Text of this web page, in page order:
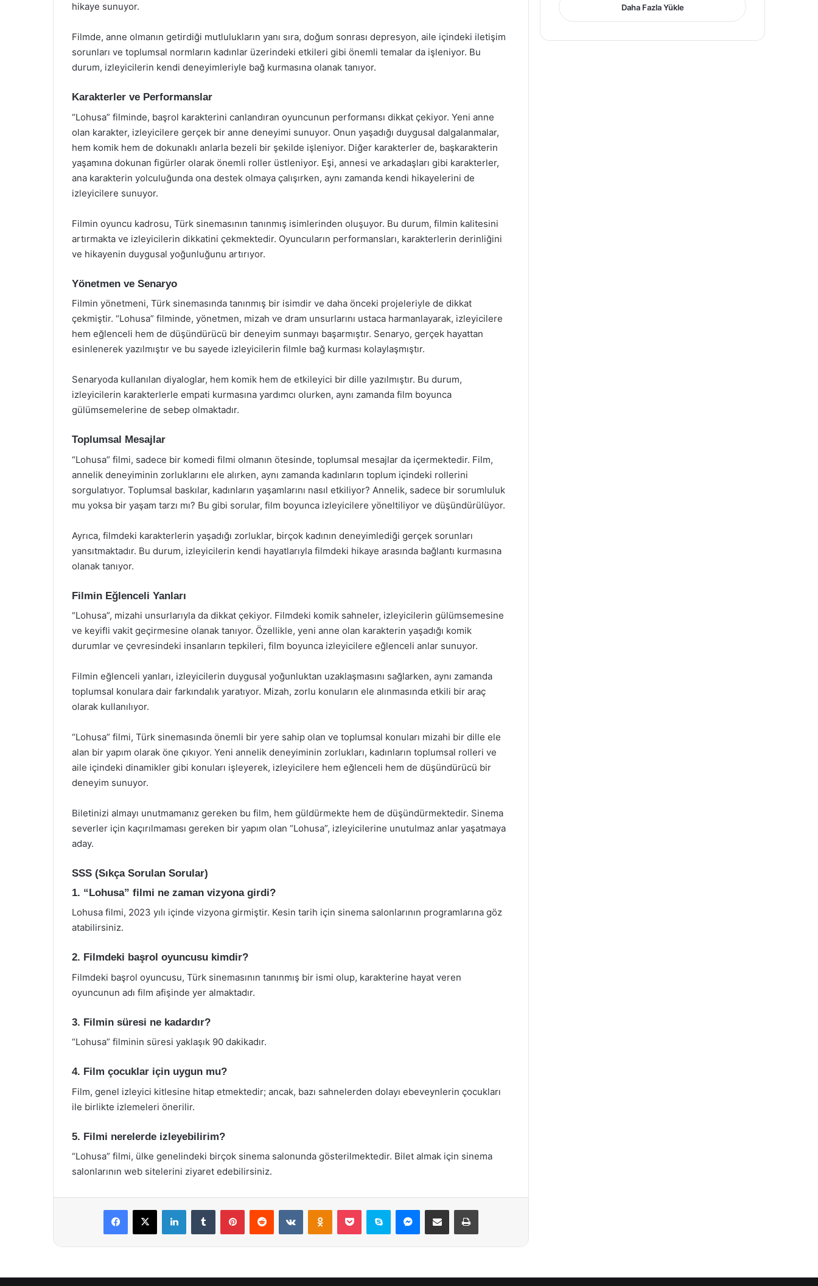
hikaye sunuyor.
Filmde, anne olmanın getirdiği mutlulukların yanı sıra, doğum sonrası depresyon, aile içindeki iletişim
sorunları ve toplumsal normların kadınlar üzerindeki etkileri gibi önemli temalar da işleniyor. Bu
durum, izleyicilerin kendi deneyimleriyle bağ kurmasına olanak tanıyor.
Karakterler ve Performanslar
“Lohusa” filminde, başrol karakterini canlandıran oyuncunun performansı dikkat çekiyor. Yeni anne
olan karakter, izleyicilere gerçek bir anne deneyimi sunuyor. Onun yaşadığı duygusal dalgalanmalar,
hem komik hem de dokunaklı anlarla bezeli bir şekilde işleniyor. Diğer karakterler de, başkarakterin
yaşamına dokunan figürler olarak önemli roller üstleniyor. Eşi, annesi ve arkadaşları gibi karakterler,
ana karakterin yolculuğunda ona destek olmaya çalışırken, aynı zamanda kendi hikayelerini de
izleyicilere sunuyor.
Filmin oyuncu kadrosu, Türk sinemasının tanınmış isimlerinden oluşuyor. Bu durum, filmin kalitesini
artırmakta ve izleyicilerin dikkatini çekmektedir. Oyuncuların performansları, karakterlerin derinliğini
ve hikayenin duygusal yoğunluğunu artırıyor.
Yönetmen ve Senaryo
Filmin yönetmeni, Türk sinemasında tanınmış bir isimdir ve daha önceki projeleriyle de dikkat
çekmiştir. “Lohusa” filminde, yönetmen, mizah ve dram unsurlarını ustaca harmanlayarak, izleyicilere
hem eğlenceli hem de düşündürücü bir deneyim sunmayı başarmıştır. Senaryo, gerçek hayattan
esinlenerek yazılmıştır ve bu sayede izleyicilerin filmle bağ kurması kolaylaşmıştır.
Senaryoda kullanılan diyaloglar, hem komik hem de etkileyici bir dille yazılmıştır. Bu durum,
izleyicilerin karakterlerle empati kurmasına yardımcı olurken, aynı zamanda film boyunca
gülümsemelerine de sebep olmaktadır.
Toplumsal Mesajlar
“Lohusa” filmi, sadece bir komedi filmi olmanın ötesinde, toplumsal mesajlar da içermektedir. Film,
annelik deneyiminin zorluklarını ele alırken, aynı zamanda kadınların toplum içindeki rollerini
sorgulatıyor. Toplumsal baskılar, kadınların yaşamlarını nasıl etkiliyor? Annelik, sadece bir sorumluluk
mu yoksa bir yaşam tarzı mı? Bu gibi sorular, film boyunca izleyicilere yöneltiliyor ve düşündürülüyor.
Ayrıca, filmdeki karakterlerin yaşadığı zorluklar, birçok kadının deneyimlediği gerçek sorunları
yansıtmaktadır. Bu durum, izleyicilerin kendi hayatlarıyla filmdeki hikaye arasında bağlantı kurmasına
olanak tanıyor.
Filmin Eğlenceli Yanları
“Lohusa”, mizahi unsurlarıyla da dikkat çekiyor. Filmdeki komik sahneler, izleyicilerin gülümsemesine
ve keyifli vakit geçirmesine olanak tanıyor. Özellikle, yeni anne olan karakterin yaşadığı komik
durumlar ve çevresindeki insanların tepkileri, film boyunca izleyicilere eğlenceli anlar sunuyor.
Filmin eğlenceli yanları, izleyicilerin duygusal yoğunluktan uzaklaşmasını sağlarken, aynı zamanda
toplumsal konulara dair farkındalık yaratıyor. Mizah, zorlu konuların ele alınmasında etkili bir araç
olarak kullanılıyor.
“Lohusa” filmi, Türk sinemasında önemli bir yere sahip olan ve toplumsal konuları mizahi bir dille ele
alan bir yapım olarak öne çıkıyor. Yeni annelik deneyiminin zorlukları, kadınların toplumsal rolleri ve
aile içindeki dinamikler gibi konuları işleyerek, izleyicilere hem eğlenceli hem de düşündürücü bir
deneyim sunuyor.
Biletinizi almayı unutmamanız gereken bu film, hem güldürmekte hem de düşündürmektedir. Sinema
severler için kaçırılmaması gereken bir yapım olan “Lohusa”, izleyicilerine unutulmaz anlar yaşatmaya
aday.
SSS (Sıkça Sorulan Sorular)
1. “Lohusa” filmi ne zaman vizyona girdi?
Lohusa filmi, 2023 yılı içinde vizyona girmiştir. Kesin tarih için sinema salonlarının programlarına göz
atabilirsiniz.
2. Filmdeki başrol oyuncusu kimdir?
Filmdeki başrol oyuncusu, Türk sinemasının tanınmış bir ismi olup, karakterine hayat veren
oyuncunun adı film afişinde yer almaktadır.
3. Filmin süresi ne kadardır?
“Lohusa” filminin süresi yaklaşık 90 dakikadır.
4. Film çocuklar için uygun mu?
Film, genel izleyici kitlesine hitap etmektedir; ancak, bazı sahnelerden dolayı ebeveynlerin çocukları
ile birlikte izlemeleri önerilir.
5. Filmi nerelerde izleyebilirim?
“Lohusa” filmi, ülke genelindeki birçok sinema salonunda gösterilmektedir. Bilet almak için sinema
salonlarının web sitelerini ziyaret edebilirsiniz.
Facebook
X LinkedInTumblr PinterestReddit VKontakteOdnoklassniki
Pocket Skype Messenger
E-Posta ile paylaş Yazdır
Daha Fazla Yükle